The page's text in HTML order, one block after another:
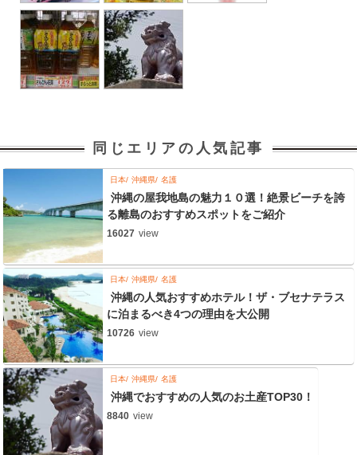
同じエリアの人気記事
日本 沖縄県 名護
沖縄の屋我地島の魅力１０選！絶景ビーチを誇
る離島のおすすめスポットをご紹介
16027 view
日本 沖縄県 名護
沖縄の人気おすすめホテル！ザ・ブセナテラス
に泊まるべき4つの理由を大公開
10726 view
日本 沖縄県 名護
沖縄でおすすめの人気のお土産TOP30！
8840 view